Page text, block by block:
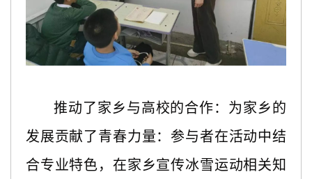
推动了家乡与高校的合作：为家乡的
发展贡献了青春力量：参与者在活动中结
合专业特色，在家乡宣传冰雪运动相关知